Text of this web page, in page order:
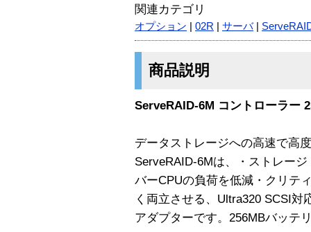
関連カテゴリ
オプション 02R サーバ|
商品説明
ServeRAID-6M コントローラー
データストレージへの高速で高
ServeRAID-6Mは、・ストレー
バーCPUの負荷を低減・クリテ
く両立させる、Ultra320 SCSI対
アダプターです。256MBバッテ